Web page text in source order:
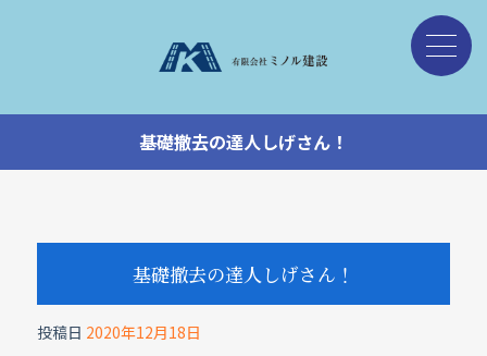
基礎撤去の達人しげさん！
基礎撤去の達人しげさん！
投稿日 2020年12月18日